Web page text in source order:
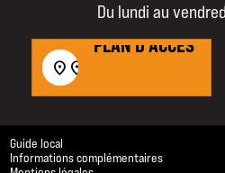
Du lundi au
location_on location_on
PLAN D'ACCÈS
PLAN D'ACCÈS
Guide local
Informations complémentaires